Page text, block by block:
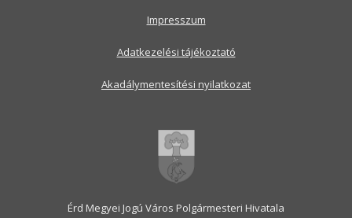
Érd Megyei Jogú Város Polgármesteri Hivatala
Impresszum
Adatkezelési tájékoztató
Akadálymentesítési nyilatkozat